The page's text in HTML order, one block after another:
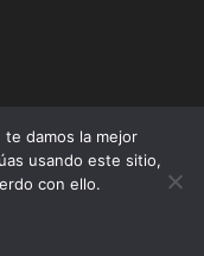
te damos la mejor
usando este sitio,
con ello.